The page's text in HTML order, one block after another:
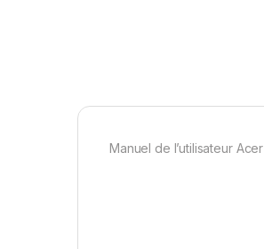
Manuel de l’utilisateur